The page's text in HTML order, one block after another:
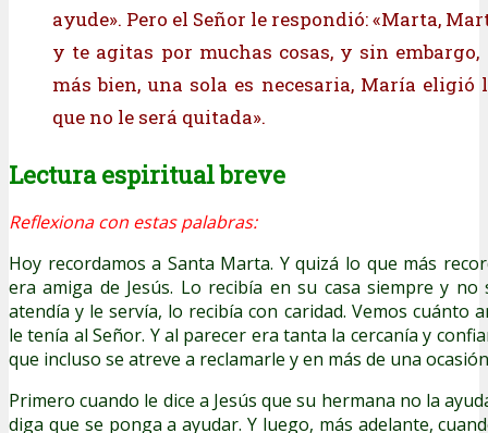
ayude». Pero el Señor le respondió: «Marta,
y te agitas por muchas cosas, y sin embargo,
más bien, una sola es necesaria, María eligió
que no le será quitada».
Lectura espiritual breve
Reflexiona con estas palabras:
Hoy recordamos a Santa Marta. Y quizá lo que más
era amiga de Jesús. Lo recibía en su casa siempre y
atendía y le servía, lo recibía con caridad. Vemos cuánto
le tenía al Señor. Y al parecer era tanta la cercanía y
que incluso se atreve a reclamarle y en más de una
Primero cuando le dice a Jesús que su hermana no la
diga que se ponga a ayudar. Y luego, más adelante,